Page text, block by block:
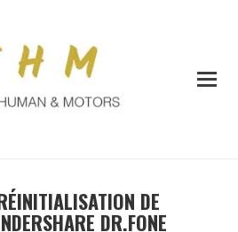
DE
DR.FONE